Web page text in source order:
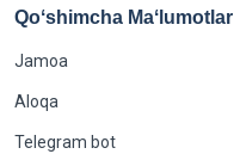
Qoʻshimcha Maʻlumotlar
Jamoa
Aloqa
Telegram bot